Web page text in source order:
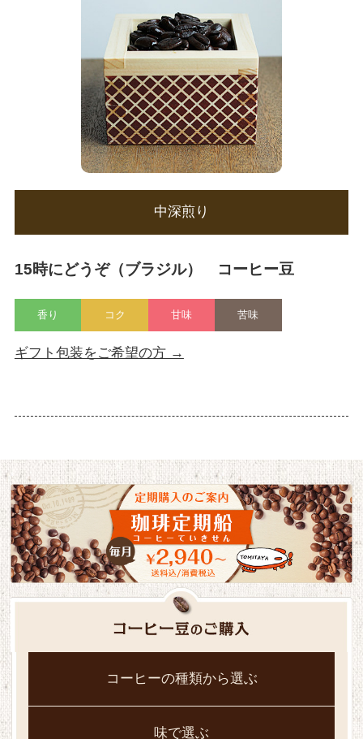
中深煎り
15時にどうぞ（ブラジル） コーヒー豆
香り コク 甘味 苦味
ギフト包装をご希望の方 →
コーヒーの種類から選ぶ
味で選ぶ